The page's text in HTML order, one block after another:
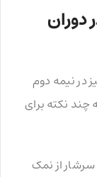
دوران
در نیمه دوم
چند نکته برای
از نمک